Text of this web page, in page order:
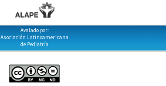
Avalado por:
Asociación Latinoamericana
de Pediatría